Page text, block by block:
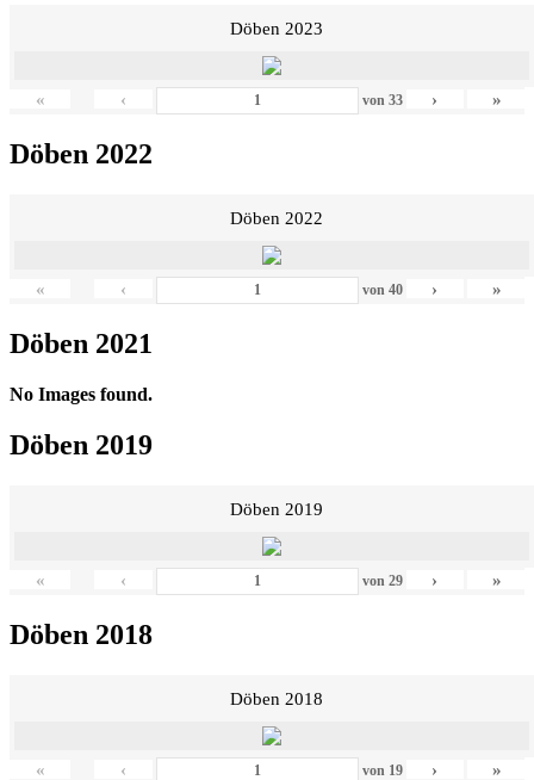
Döben 2023
« ‹ von 33 › »
Döben 2022
Döben 2022
« ‹ von 40 › »
Döben 2021
No Images found.
Döben 2019
Döben 2019
« ‹ von 29 › »
Döben 2018
Döben 2018
« ‹ von 19 › »